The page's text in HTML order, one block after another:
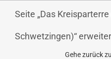
Seite „Das
Schwetzingen)“
Gehe zurück